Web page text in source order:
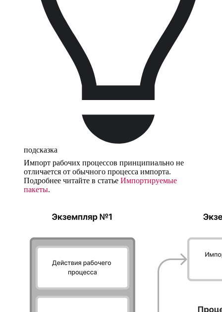
подсказка
Импорт рабочих процессов принципиально не
отличается от обычного процесса импорта.
Подробнее читайте в статье Импортируемые
пакеты.